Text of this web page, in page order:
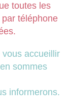
toutes les
téléphone
accueillir
sommes
informerons.